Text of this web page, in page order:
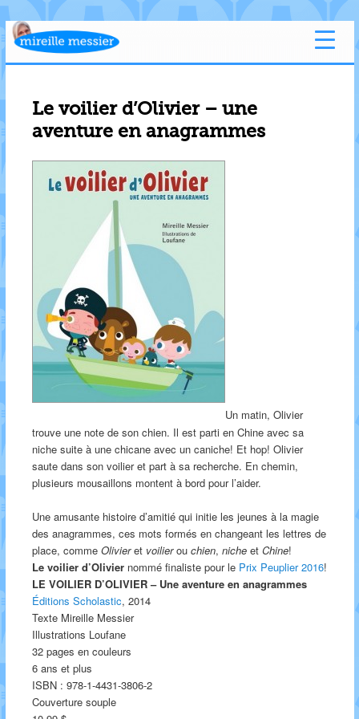
Le voilier d’Olivier – une
aventure en anagrammes
Un matin, Olivier
trouve une note de son chien. Il est parti en Chine avec sa
niche suite à une chicane avec un caniche! Et hop! Olivier
saute dans son voilier et part à sa recherche. En chemin,
plusieurs mousaillons montent à bord pour l’aider.
Une amusante histoire d’amitié qui initie les jeunes à la magie
des anagrammes, ces mots formés en changeant les lettres de
place, comme Olivieret voilierou chien, nicheet Chine!
Le voilier d’Oliviernommé finaliste pour le Prix Peuplier 2016!
LE VOILIER D’OLIVIER – Une aventure en anagrammes
Éditions Scholastic, 2014
Texte Mireille Messier
Illustrations Loufane
32 pages en couleurs
6 ans et plus
ISBN : 978-1-4431-3806-2
Couverture souple